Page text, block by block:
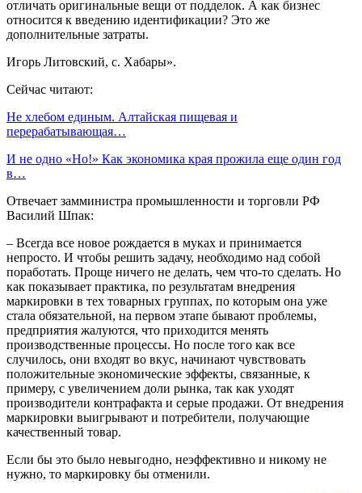
отличать оригинальные вещи от подделок. А как бизнес
относится к введению идентификации? Это же
дополнительные затраты.
Игорь Литовский, с. Хабары».
Сейчас читают:
Не хлебом единым. Алтайская пищевая и
перерабатывающая…
И не одно «Но!» Как экономика края прожила еще один год
в…
Отвечает замминистра промышленности и торговли РФ
Василий Шпак:
– Всегда все новое рождается в муках и принимается
непросто. И чтобы решить задачу, необходимо над собой
поработать. Проще ничего не делать, чем что-то сделать. Но
как показывает практика, по результатам внедрения
маркировки в тех товарных группах, по которым она уже
стала обязательной, на первом этапе бывают проблемы,
предприятия жалуются, что приходится менять
производственные процессы. Но после того как все
случилось, они входят во вкус, начинают чувствовать
положительные экономические эффекты, связанные, к
примеру, с увеличением доли рынка, так как уходят
производители контрафакта и серые продажи. От внедрения
маркировки выигрывают и потребители, получающие
качественный товар.
Если бы это было невыгодно, неэффективно и никому не
нужно, то маркировку бы отменили.